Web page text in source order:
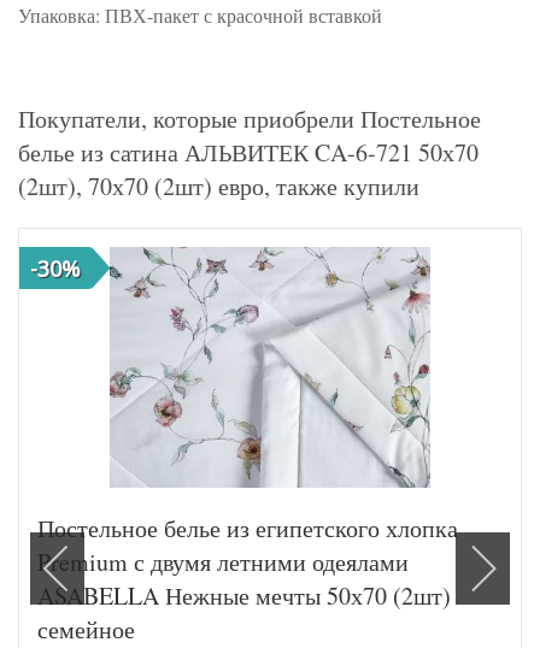
Упаковка: ПВХ-пакет с красочной вставкой
Покупатели, которые приобрели Постельное
белье из сатина АЛЬВИТЕК CA-6-721 50х70
(2шт), 70х70 (2шт) евро, также купили
-30%
Постельное белье из египетского хлопка
Premium с двумя летними одеялами
ASABELLA Нежные мечты 50х70 (2шт)
семейное